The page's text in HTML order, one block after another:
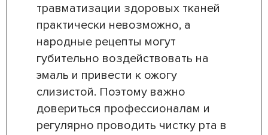
травматизации здоровых тканей
практически невозможно, а
народные рецепты могут
губительно воздействовать на
эмаль и привести к ожогу
слизистой. Поэтому важно
довериться профессионалам и
регулярно проводить чистку рта в